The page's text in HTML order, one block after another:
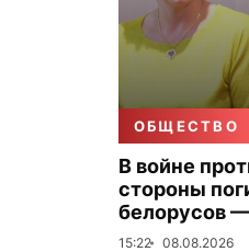
ОБЩЕСТВО
В войне
стороны
белорусов
15:22 08.08.2026